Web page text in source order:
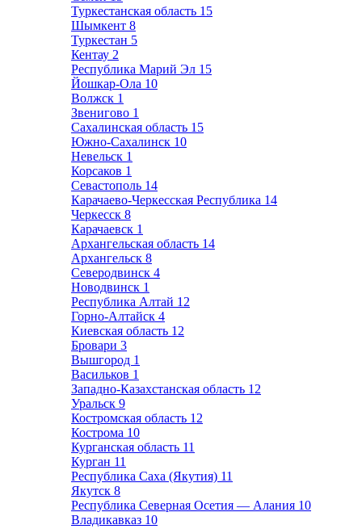
Туркестанская область 15
Шымкент 8
Туркестан 5
Кентау 2
Республика Марий Эл 15
Йошкар-Ола 10
Волжск 1
Звенигово 1
Сахалинская область 15
Южно-Сахалинск 10
Невельск 1
Корсаков 1
Севастополь 14
Карачаево-Черкесская Республика 14
Черкесск 8
Карачаевск 1
Архангельская область 14
Архангельск 8
Северодвинск 4
Новодвинск 1
Республика Алтай 12
Горно-Алтайск 4
Киевская область 12
Бровари 3
Вышгород 1
Васильков 1
Западно-Казахстанская область 12
Уральск 9
Костромская область 12
Кострома 10
Курганская область 11
Курган 11
Республика Саха (Якутия) 11
Якутск 8
Республика Северная Осетия — Алания 10
Владикавказ 10